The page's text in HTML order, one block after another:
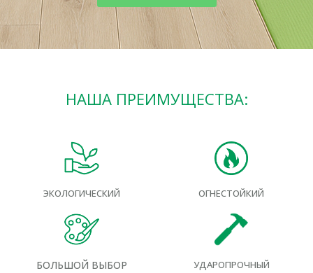
НАША ПРЕИМУЩЕСТВА:
ЭКОЛОГИЧЕСКИЙ ОГНЕСТОЙКИЙ
БОЛЬШОЙ ВЫБОР УДАРОПРОЧНЫЙ